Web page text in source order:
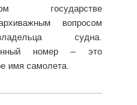
государстве
вопросом
судна.
номер – это
имя самолета.